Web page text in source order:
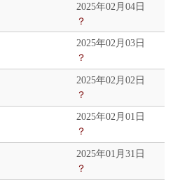
2025年02月04日
？
2025年02月03日
？
2025年02月02日
？
2025年02月01日
？
2025年01月31日
？